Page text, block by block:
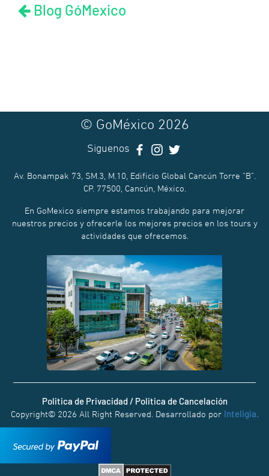
Blog GóMexico
© GoMéxico 2026
Siguenos
Av. Bonampak 73, SM.3, M.10, Edificio Global Cancún Torre “B”.
CP. 77500, Cancún, México.
En GoMexico siempre estamos trabajando para mejorar
nuestros precios y ofrecerle los mejores precios en los tours y
actividades que ofrecemos.
Politica de Privacidad / Politica de Cancelación
Copyright© 2026 All Right Reserved. Desarrollado por Inteligia.